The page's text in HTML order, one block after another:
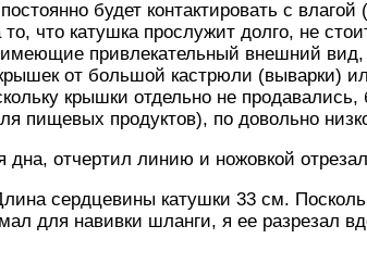
будет контактировать с влагой
что катушка прослужит долго, не
привлекательный внешний
от большой кастрюли (выварки)
крышки отдельно не
пищевых продуктов), по довольно
дна, отчертил линию и ножовкой
сердцевины катушки 33 см.
для навивки шланги, я ее разрезал